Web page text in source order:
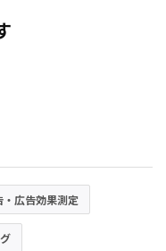
広告効果測定